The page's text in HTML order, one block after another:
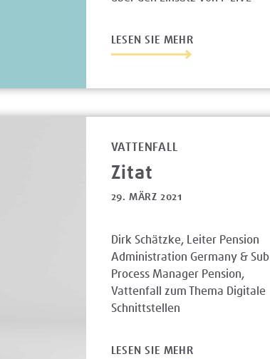
LESEN SIE MEHR
VATTENFALL
Zitat
29. MÄRZ 2021
Dirk Schätzke, Leiter Pension
Administration Germany & Sub
Process Manager Pension,
Vattenfall zum Thema Digitale
Schnittstellen
LESEN SIE MEHR